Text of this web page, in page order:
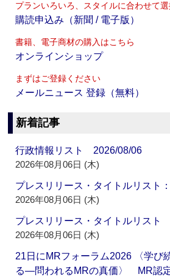
プランいろいろ、スタイルに合わせて選
購読申込み（新聞 / 電子版）
書籍、電子商材の購入はこちら
オンラインショップ
まずはご登録ください
メールニュース 登録（無料）
新着記事
行政情報リスト 2026/08/06
2026年08月06日 (木)
プレスリリース・タイトルリスト
2026年08月06日 (木)
プレスリリース・タイトルリスト
2026年08月06日 (木)
21日にMRフォーラム2026 〈学び
る―問われるMRの真価〉 MR認